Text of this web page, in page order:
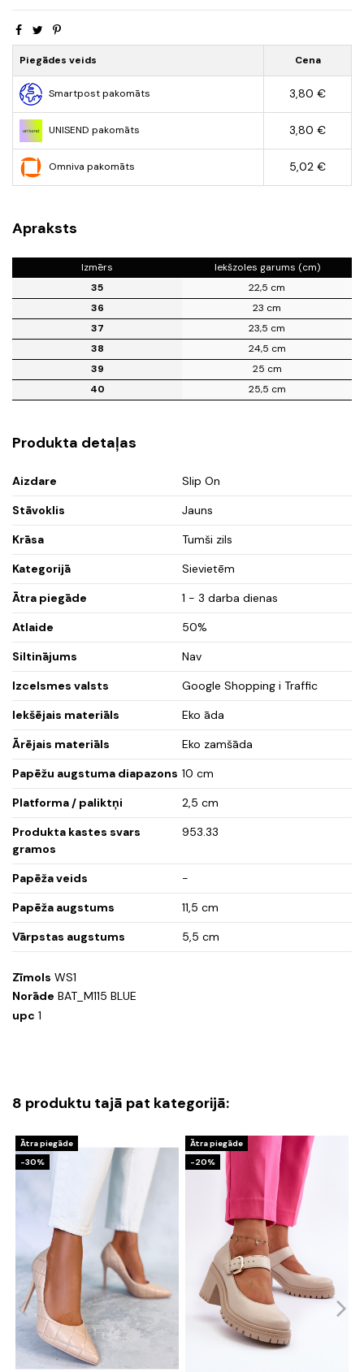
Piegādes veids Cena
Smartpost pakomāts 3,80 €
UNISEND pakomāts 3,80 €
Omniva pakomāts 5,02 €
Apraksts
Izmērs
Iekšzoles garums (cm)
35
22,5 cm
36
23 cm
37
23,5 cm
38
24,5 cm
39
25 cm
40
25,5 cm
Produkta detaļas
Aizdare
Slip On
Stāvoklis
Jauns
Krāsa
Tumši zils
Kategorijā
Sievietēm
Ātra piegāde
1 - 3 darba dienas
Atlaide
50%
Siltinājums
Nav
Izcelsmes valsts
Google Shopping i Traffic
Iekšējais materiāls
Eko āda
Ārējais materiāls
Eko zamšāda
Papēžu augstuma diapazons 10 cm
Platforma / paliktņi
2,5 cm
Produkta kastes svars
gramos
953.33
Papēža veids
-
Papēža augstums
11,5 cm
Vārpstas augstums
5,5 cm
Zīmols WS1
Norāde BAT_M115 BLUE
upc 1
8 produktu tajā pat kategorijā:
Ātra piegāde
-30%
Ātra piegāde
-20%